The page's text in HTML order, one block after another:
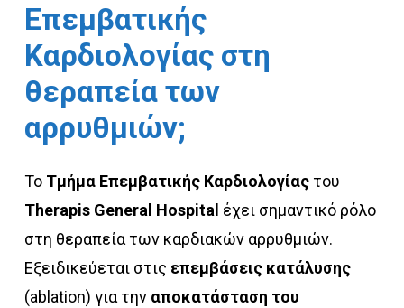
Επεμβατικής
Καρδιολογίας στη
θεραπεία των
αρρυθμιών;
Το Τμήμα Επεμβατικής Καρδιολογίαςτου
Therapis General Hospital έχει σημαντικό ρόλο
στη θεραπεία των καρδιακών αρρυθμιών.
Εξειδικεύεται στις επεμβάσεις κατάλυσης
(ablation) για την αποκατάσταση του